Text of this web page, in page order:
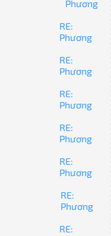
Phương
RE:
Phương
RE:
Phương
RE:
Phương
RE:
Phương
RE:
Phương
RE:
Phương
RE: